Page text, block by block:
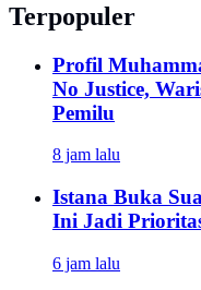
Terpopuler
Profil
No Justice,
Pemilu
8 jam lalu
Istana Buka
Ini Jadi
6 jam lalu